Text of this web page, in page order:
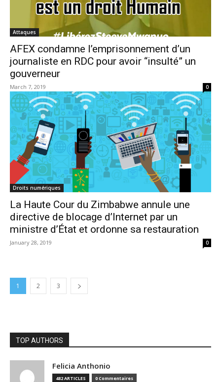
Attaques
AFEX condamne l’emprisonnement d’un
journaliste en RDC pour avoir “insulté” un
gouverneur
March 7, 2019 0
Droits numériques
La Haute Cour du Zimbabwe annule une
directive de blocage d’Internet par un
ministre d’État et ordonne sa restauration
January 28, 2019 0
1 2 3
TOP AUTHORS
Felicia Anthonio
482 ARTICLES 0 Commentaires